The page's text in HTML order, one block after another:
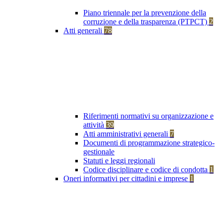
Piano triennale per la prevenzione della
corruzione e della trasparenza (PTPCT) 2
Atti generali 78
Riferimenti normativi su organizzazione e
attività 39
Atti amministrativi generali 7
Documenti di programmazione strategico-
gestionale
Statuti e leggi regionali
Codice disciplinare e codice di condotta 1
Oneri informativi per cittadini e imprese 1